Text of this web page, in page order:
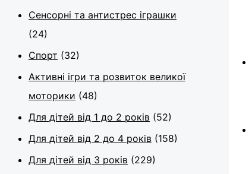
Сенсорні та антистрес іграшки
(24)
Спорт (32)
Активні ігри та розвиток великої
моторики (48)
Для дітей від 1 до 2 років (52)
Для дітей від 2 до 4 років (158)
Для дітей від 3 років (229)